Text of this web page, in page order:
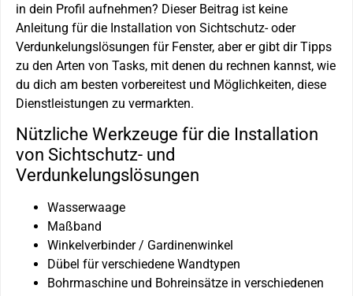
in dein Profil aufnehmen? Dieser Beitrag ist keine
Anleitung für die Installation von Sichtschutz- oder
Verdunkelungslösungen für Fenster, aber er gibt dir Tipps
zu den Arten von Tasks, mit denen du rechnen kannst, wie
du dich am besten vorbereitest und Möglichkeiten, diese
Dienstleistungen zu vermarkten.
Nützliche Werkzeuge für die Installation
von Sichtschutz- und
Verdunkelungslösungen
Wasserwaage
Maßband
Winkelverbinder / Gardinenwinkel
Dübel für verschiedene Wandtypen
Bohrmaschine und Bohreinsätze in verschiedenen